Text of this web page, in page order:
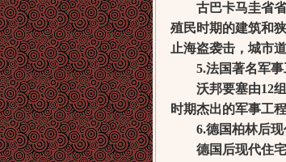
古巴卡马圭省省
殖民时期的建筑和
止海盗袭击，城市
5.法国著名军事
沃邦要塞由12组
时期杰出的军事工
6.德国柏林后现
德国后现代住宅